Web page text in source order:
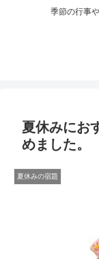
季節の行事
夏休みにお
めました。
夏休みの宿題